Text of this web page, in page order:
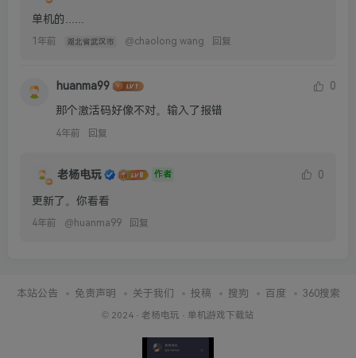
单机的......
1年前 湖北省武汉市 @chaolong wang 回复
huanma99
0
那个激活码好像不对。输入了报错
4年前 回复
老杨电玩 作者 0
更新了。你看看
4年前 @ huanma99 回复
本站公告 免责声明 关于我们 投稿 搜狗 百度 360搜索
© 2024 · 老杨电玩 · 单机游戏下载站